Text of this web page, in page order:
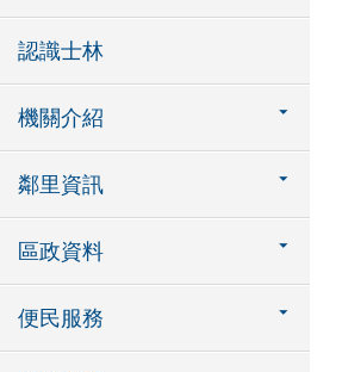
認識士林
機關介紹
鄰里資訊
區政資料
便民服務